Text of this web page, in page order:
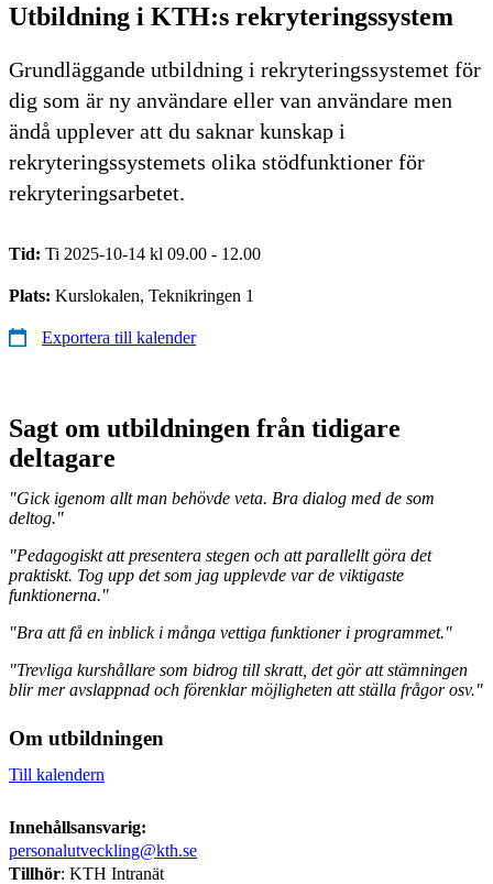
Utbildning i KTH:s rekryteringssystem
Grundläggande utbildning i rekryteringssystemet för
dig som är ny användare eller van användare men
ändå upplever att du saknar kunskap i
rekryteringssystemets olika stödfunktioner för
rekryteringsarbetet.
Tid: Ti 2025-10-14 kl 09.00 - 12.00
Plats: Kurslokalen, Teknikringen 1
Exportera till kalender
Sagt om utbildningen från tidigare
deltagare
"Gick igenom allt man behövde veta. Bra dialog med de som
deltog."
"Pedagogiskt att presentera stegen och att parallellt göra det
praktiskt. Tog upp det som jag upplevde var de viktigaste
funktionerna."
"Bra att få en inblick i många vettiga funktioner i programmet."
"Trevliga kurshållare som bidrog till skratt, det gör att stämningen
blir mer avslappnad och förenklar möjligheten att ställa frågor osv."
Om utbildningen
Till kalendern
Innehållsansvarig:
personalutveckling@kth.se
Tillhör: KTH Intranät